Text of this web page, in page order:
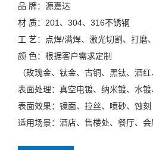
品 牌：源嘉达
材 质：201、304、316不锈钢
工 艺：点焊/满焊、激光切割、打磨
颜 色：根据客户需求定制
（玫瑰金、钛金、古铜、黑钛、酒红
表面处理：真空电镀、纳米镀、水
表面效果：镜面、拉丝、喷砂、蚀刻
适用场景：酒店、售楼处、餐厅、